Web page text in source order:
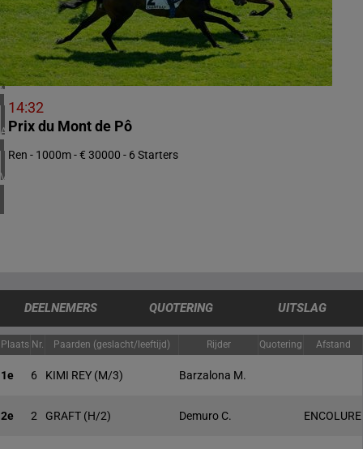
4 meeting(s)
IERLAND
1 meeting(s)
CHILI
1 meeting(s)
ARGENTINIË
1 meeting(s)
VERENIGDE STATEN
4 meeting(s)
14:32
Prix du Mont de Pô
Ren - 1000m - € 30000 - 6 Starters
DEELNEMERS QUOTERING UITSLAG
Plaats Nr. Paarden (geslacht/leeftijd) Rijder Quotering Afstand
1e 6 KIMI REY (M/3) Barzalona M.
2e 2 GRAFT (H/2) Demuro C. ENCOLURE